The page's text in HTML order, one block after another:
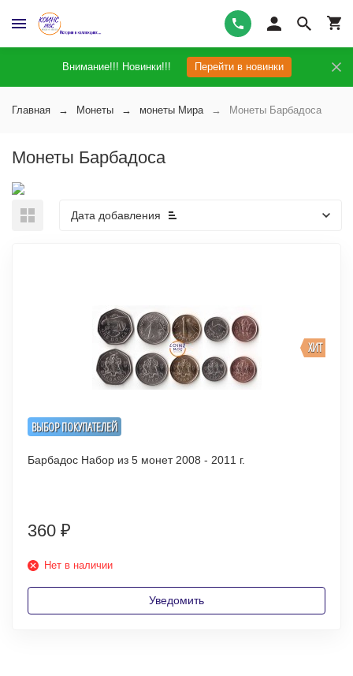
Внимание!!! Новинки!!! Перейти в новинки
Главная Монеты монеты Мира Монеты Барбадоса
Монеты Барбадоса
Дата добавления
ВЫБОР ПОКУПАТЕЛЕЙ
ХИТ
Барбадос Набор из 5 монет 2008 - 2011 г.
360 ₽
Нет в наличии
Уведомить